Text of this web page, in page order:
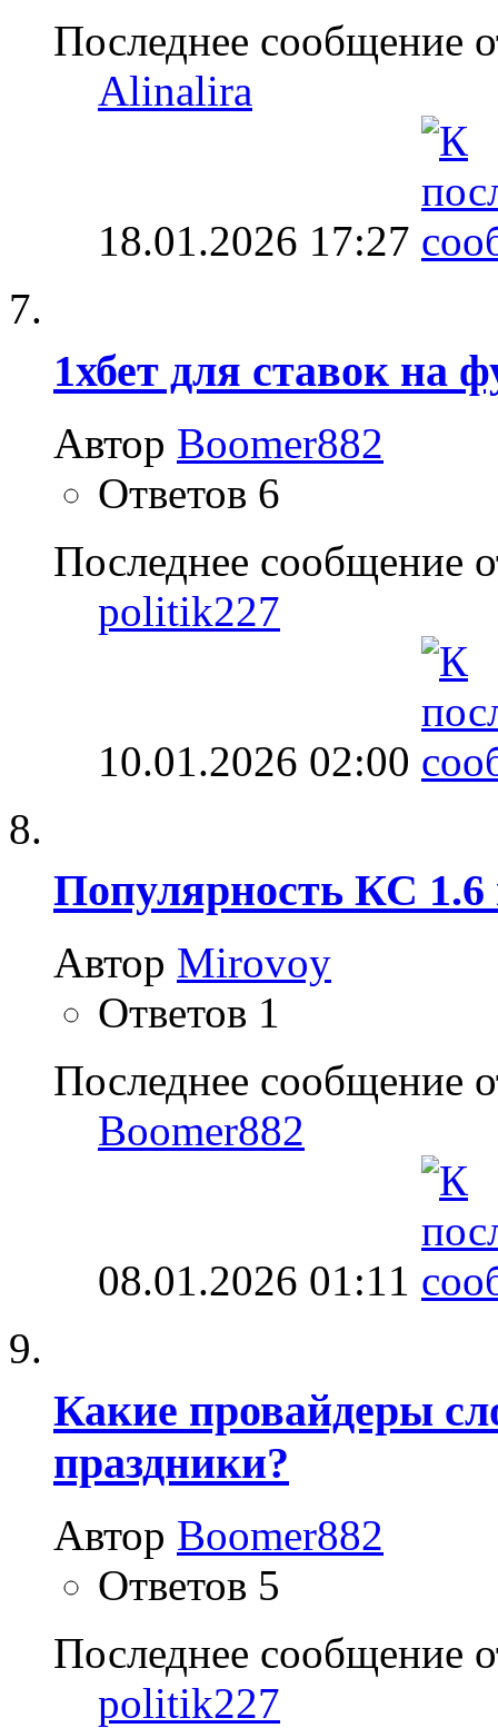
Последнее сообщение
Alinalira
18.01.2026 17:27
1хбет для ставок на
Автор Boomer882
Ответов 6
Последнее сообщение
politik227
10.01.2026 02:00
Популярность КС 1.6
Автор Mirovoy
Ответов 1
Последнее сообщение
Boomer882
08.01.2026 01:11
Какие провайдеры
праздники?
Автор Boomer882
Ответов 5
Последнее сообщение
politik227